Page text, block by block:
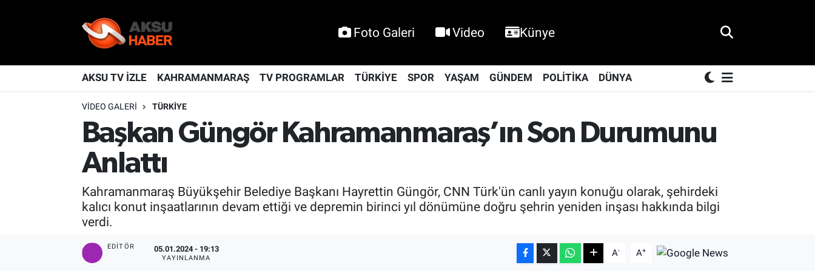
Foto Galeri Video Künye
AKSU TV İZLE KAHRAMANMARAŞ TV PROGRAMLAR TÜRKİYE SPOR YAŞAM GÜNDEM POLİTİKA DÜNYA
VIDEO GALERI TÜRKIYE
Başkan Güngör Kahramanmaraş’ın Son Durumunu
Anlattı
Kahramanmaraş Büyükşehir Belediye Başkanı Hayrettin Güngör, CNN Türk'ün canlı yayın konuğu olarak, şehirdeki
kalıcı konut inşaatlarının devam ettiği ve depremin birinci yıl dönümüne doğru şehrin yeniden inşası hakkında bilgi
verdi.
EDITÖR 05.01.2024 - 19:13
YAYINLANMA A- A+
KAHRAMANMARAŞ
Nöbetçi Eczaneler
Hava Durumu
Kahramanmaraş Namaz Vakitleri
Trafik Durumu
TFF 2.Lig Kırmızı Grup Puan Durumu ve Fikstür
Tüm Manşetler
Haber Arşivi